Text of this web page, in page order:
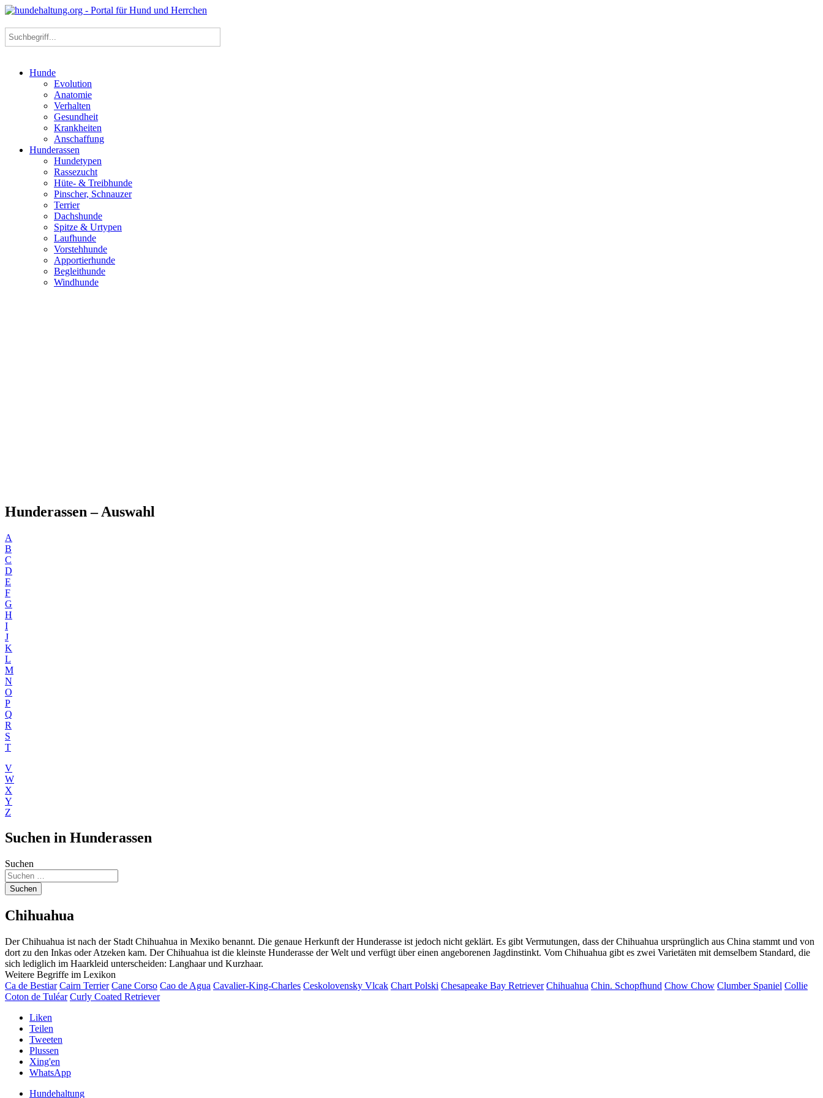
Hunde
Evolution
Anatomie
Verhalten
Gesundheit
Krankheiten
Anschaffung
Hunderassen
Hundetypen
Rassezucht
Hüte- & Treibhunde
Pinscher, Schnauzer
Terrier
Dachshunde
Spitze & Urtypen
Laufhunde
Vorstehhunde
Apportierhunde
Begleithunde
Windhunde
Hunderassen – Auswahl
A
B
C
D
E
F
G
H
I
J
K
L
M
N
O
P
Q
R
S
T
V
W
X
Y
Z
Suchen in Hunderassen
Suchen
Suchen
Chihuahua
Der Chihuahua ist nach der Stadt Chihuahua in Mexiko benannt. Die genaue Herkunft der Hunderasse ist jedoch nicht geklärt. Es gibt Vermutungen, dass der Chihuahua ursprünglich aus China stammt und von
dort zu den Inkas oder Atzeken kam. Der Chihuahua ist die kleinste Hunderasse der Welt und verfügt über einen angeborenen Jagdinstinkt. Vom Chihuahua gibt es zwei Varietäten mit demselbem Standard, die
sich lediglich im Haarkleid unterscheiden: Langhaar und Kurzhaar.
Weitere Begriffe im Lexikon
Ca de Bestiar Cairn Terrier Cane Corso Cao de Agua Cavalier-King-Charles Ceskolovensky Vlcak Chart Polski Chesapeake Bay Retriever Chihuahua Chin. Schopfhund Chow Chow Clumber Spaniel Collie
Coton de Tuléar Curly Coated Retriever
Liken
Teilen
Tweeten
Plussen
Xing'en
WhatsApp
Hundehaltung